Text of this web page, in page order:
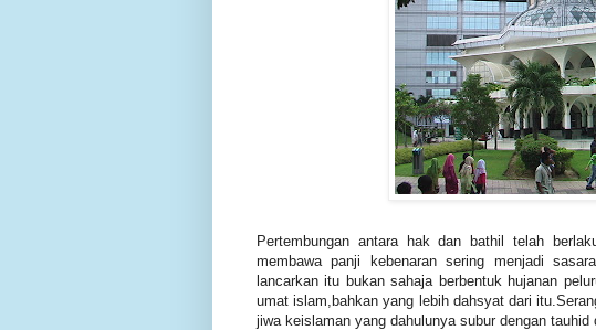
Pertembungan antara hak dan bathil telah
membawa panji kebenaran sering menjadi
lancarkan itu bukan sahaja berbentuk hujanan
umat islam,bahkan yang lebih dahsyat dari
jiwa keislaman yang dahulunya subur dengan tauhid